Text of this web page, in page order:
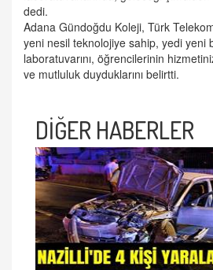
dedi.
Adana Gündoğdu Koleji, Türk
yeni nesil teknolojiye sahip, yedi yeni
laboratuvarını, öğrencilerinin
ve mutluluk duyduklarını belirtti.
DİĞER HABERLER